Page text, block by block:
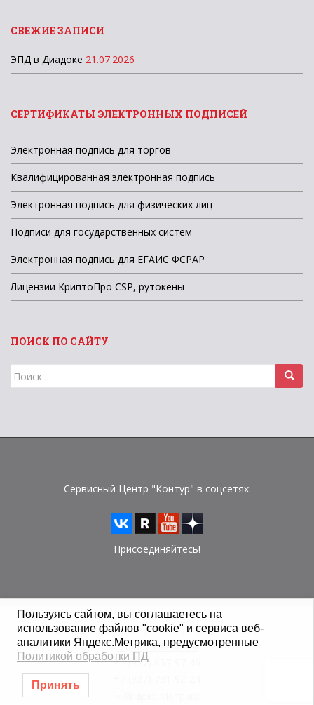
СВЕЖИЕ ЗАПИСИ
ЭПД в Диадоке 21.07.2026
СЕРТИФИКАТЫ ЭЛЕКТРОННЫХ ПОДПИСЕЙ
Электронная подпись для торгов
Квалифицированная электронная подпись
Электронная подпись для физических лиц
Подписи для государственных систем
Электронная подпись для ЕГАИС ФСРАР
Лицензии КриптоПро CSP, рутокены
ПОИСК ПО САЙТУ
Поиск
для:
Сервисный Центр "Контур" в соцсетях:
Присоединяйтесь!
© Сервисный Центр "Контур" 2015 - 2026 г.
8 (800) 100-08-24
+7 (927) 657-97-46
Пользуясь сайтом, вы соглашаетесь на
использование файлов "cookie" и сервиса веб-
аналитики Яндекс.Метрика, предусмотренные
Политикой обработки ПД
Принять